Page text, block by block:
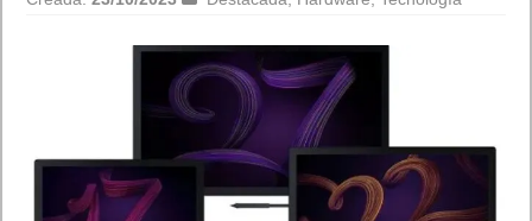
Razer Enki. Una silla gamer comoda y duradera. ¿Quieres
comparte una silla nueva para este Black Friday o Navidades